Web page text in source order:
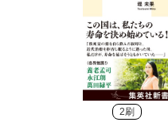
2刷